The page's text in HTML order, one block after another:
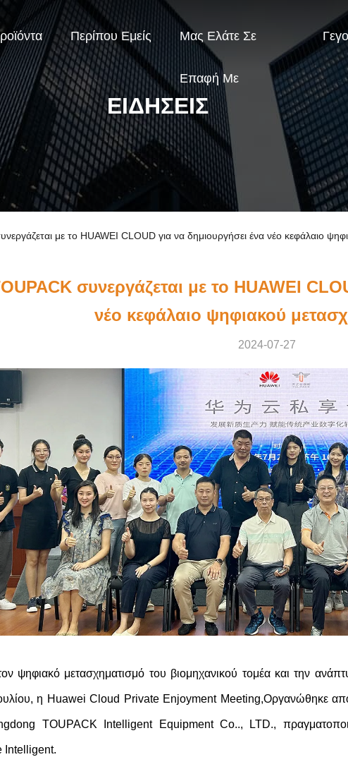
Περίπου Εμείς Μας Ελάτε Σε
Επαφή Με
ΕΙΔΉΣΕΙΣ
με το HUAWEI CLOUD για να δημιουργήσει ένα νέο κεφάλαιο
συνεργάζεται με το HUAWEI
νέο κεφάλαιο ψηφιακού
2024-07-27
ψηφιακό μετασχηματισμό του βιομηχανικού τομέα και την
η Huawei Cloud Private Enjoyment Meeting,Οργανώθηκε
TOUPACK Intelligent Equipment Co.., LTD.,
Intelligent.